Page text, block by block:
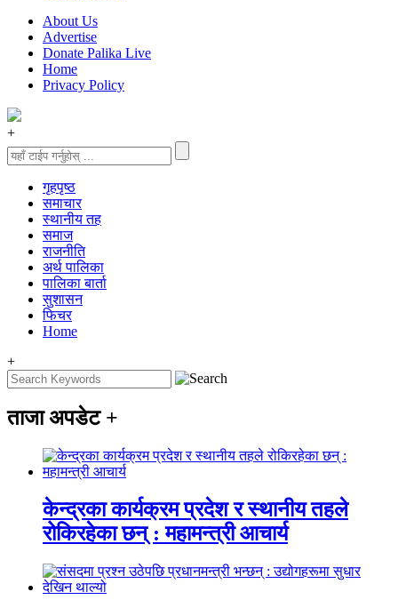
About Us
Advertise
Donate Palika Live
Home
Privacy Policy
+
गृहपृष्‍ठ
समाचार
स्थानीय तह
समाज
राजनीति
अर्थ पालिका
पालिका बार्ता
सुशासन
फिचर
Home
+
ताजा अपडेट +
केन्द्रका कार्यक्रम प्रदेश र स्थानीय तहले
रोकिरहेका छन् : महामन्त्री आचार्य